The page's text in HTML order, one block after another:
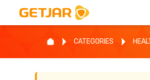
CATEGORIES